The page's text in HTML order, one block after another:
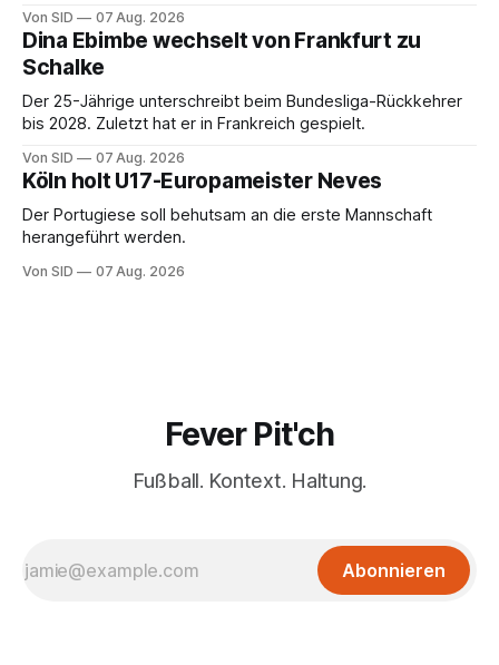
Von SID 07 Aug. 2026
Dina Ebimbe wechselt von Frankfurt zu
Schalke
Der 25-Jährige unterschreibt beim Bundesliga-Rückkehrer
bis 2028. Zuletzt hat er in Frankreich gespielt.
Von SID 07 Aug. 2026
Köln holt U17-Europameister Neves
Der Portugiese soll behutsam an die erste Mannschaft
herangeführt werden.
Von SID 07 Aug. 2026
Fever Pit'ch
Fußball. Kontext. Haltung.
Abonnieren